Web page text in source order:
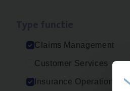
Claims Management
Customer Services
Insurance Operations